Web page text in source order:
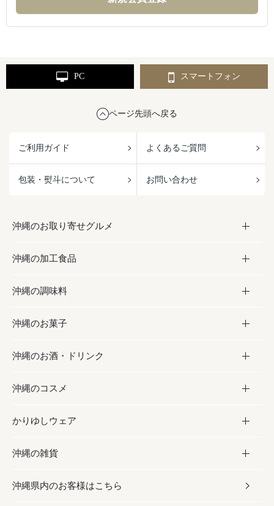
PC スマートフォン
ページ先頭へ戻る
ご利用ガイド よくあるご質問
包装・熨斗について お問い合わせ
沖縄のお取り寄せグルメ
お取り寄せグルメ
フルーツ・野菜
お肉
海産物
沖縄の加工食品
加工食品
缶詰／パウチ
沖縄料理
沖縄そば／乾麺
レトルト食品
乾物／粉類
沖縄の調味料
調味料
砂糖／黒砂糖
塩
お酢／ドレッシング
しょうゆ
みそ
沖縄のお菓子
お菓子
黒糖
ちんすこう
伝統菓子
スナック
沖縄のお酒・ドリンク
お酒・ドリンク
泡盛
ビール・チューハイ
ワイン・ウィスキー・カクテル
沖縄のコスメ
コスメ
スキンケア
ボディケア
かりゆしウェア
かりゆしウェア
メンズ
沖縄の雑貨
雑貨
沖縄県内のお客様はこちら